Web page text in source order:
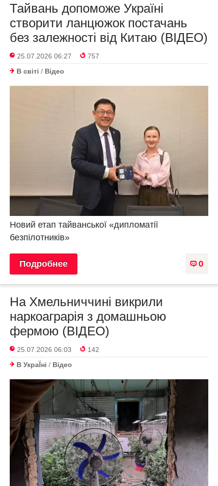
Тайвань допоможе Україні
створити ланцюжок постачань
без залежності від Китаю (ВІДЕО)
25.07.2026 06:27
757
В світі / Відео
Новий етап тайванської «дипломатії
безпілотників»
0
Подробнее
На Хмельниччині викрили
наркоаграрія з домашньою
фермою (ВІДЕО)
25.07.2026 06:03
142
В УкраЇнi / Відео